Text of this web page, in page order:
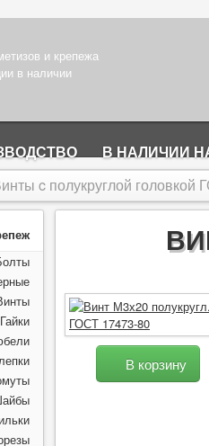
и крепежа
в наличии
В НАЛИЧИИ
c полукруглой головкой
Гайки
В корзину